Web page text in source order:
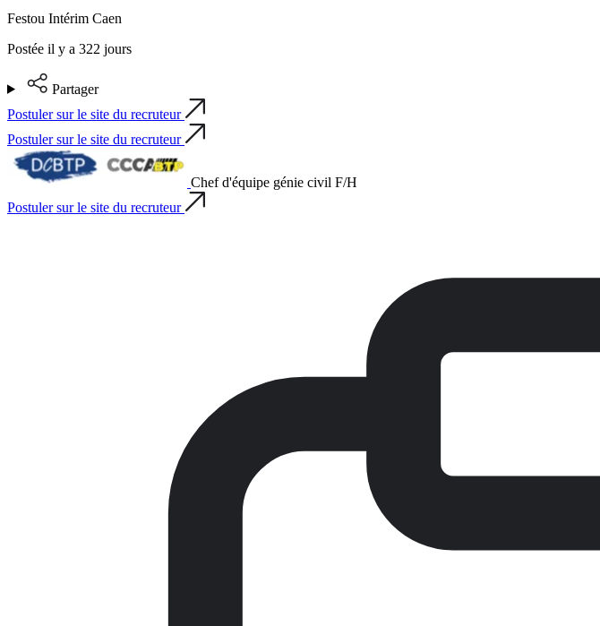
Festou Intérim Caen
Postée il y a 322 jours
Partager
Postuler sur le site du recruteur
Postuler sur le site du recruteur
Chef d'équipe génie civil F/H
Postuler sur le site du recruteur